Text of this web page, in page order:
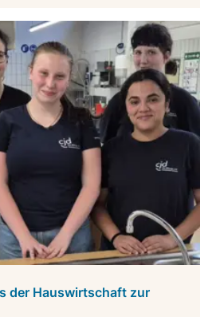
der Hauswirtschaft zur